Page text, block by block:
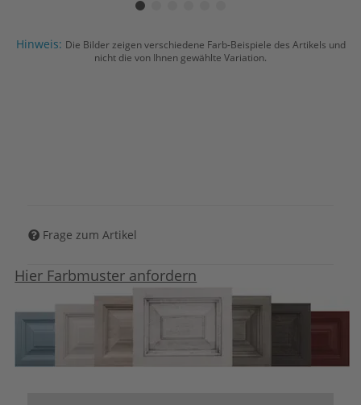
Hinweis: Die Bilder zeigen verschiedene Farb-Beispiele des Artikels und
nicht die von Ihnen gewählte Variation.
Frage zum Artikel
Hier Farbmuster anfordern